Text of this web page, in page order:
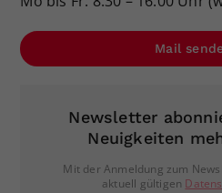
Mail
Newsletter
Neuigkeiten
Mit der Anmeldung zum
aktuell gültigen